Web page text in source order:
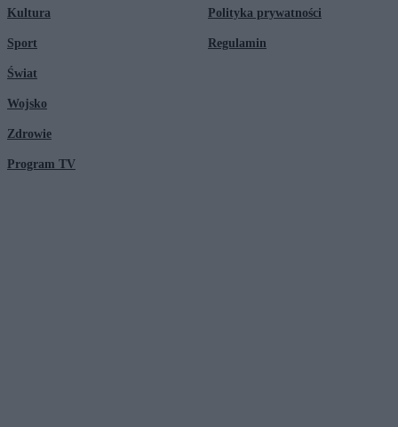
Kultura
Sport
Świat
Wojsko
Zdrowie
Program TV
Polityka prywatności
Regulamin